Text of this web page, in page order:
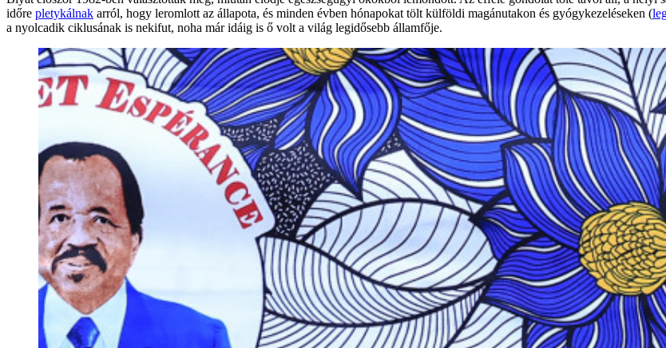
időre pletykálnak arról, hogy leromlott az állapota, és minden évben hónapokat tölt külföldi magánutakon és gyógykezeléseken (
a nyolcadik ciklusának is nekifut, noha már idáig is ő volt a világ legidősebb államfője.